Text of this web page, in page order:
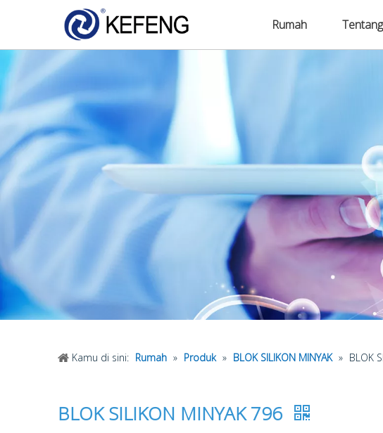
Rumah
Kamu di sini: Rumah » Produk » BLOK SILIKON MINYAK » BLOK
BLOK SILIKON MINYAK 796